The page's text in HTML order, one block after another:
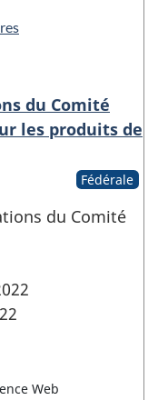
du Comité
les produits de
Fédérale
du Comité
Web